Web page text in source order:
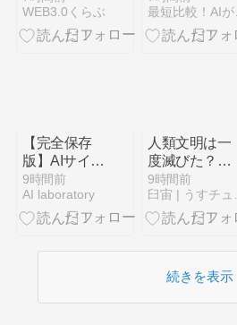
WEB3.0くらぶ
ンプトを自動
生成！Anima
最
【完全保存
版】AIサイバ
ー攻撃の全貌
と次世代の多
層防御戦略：
vs AI」のサ
9時間前
AI laboratory
人類文明は一
度滅びた？ 1
万2800年前
の彗星衝突
と、世界各地
る”奇妙な一
致”を調べて
みましたわ。
9時間前
臼
続きを表示